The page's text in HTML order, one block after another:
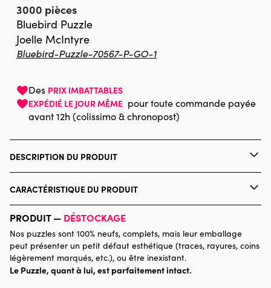
3000 pièces
Bluebird Puzzle
Joelle McIntyre
Bluebird-Puzzle-70567-P-GO-1
Des PRIX IMBATTABLES
EXPÉDIÉ LE JOUR MÊME pour toute commande payée
avant 12h (colissimo & chronopost)
DESCRIPTION DU PRODUIT
Joelle McIntyre, Licensed by Blue Sky Art & Design
CARACTÉRISTIQUE DU PRODUIT
Catégorie Puzzles - Déco et Objets
Age
Puzzle pour Adultes (500 à
PRODUIT — DÉSTOCKAGE
Nos puzzles sont 100% neufs, complets, mais leur emballage
peut présenter un petit défaut esthétique (traces, rayures, coins
légèrement marqués, etc.), ou être inexistant.
Le Puzzle, quant à lui, est parfaitement intact.